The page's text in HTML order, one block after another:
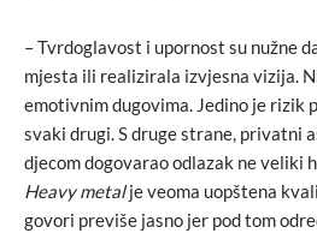
– Tvrdoglavost i upornost su nužne
mjesta ili realizirala izvjesna vizija.
emotivnim dugovima. Jedino je rizik
svaki drugi. S druge strane, privatni
djecom dogovarao odlazak ne veliki
Heavy metalje veoma uopštena
govori previše jasno jer pod tom